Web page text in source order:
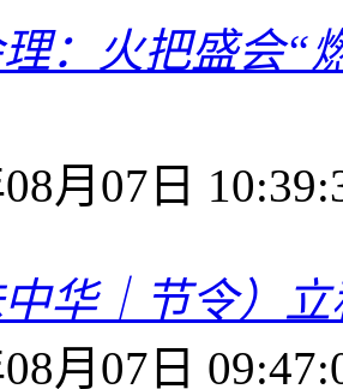
：火把盛会“
月07日
中华｜节令）
月07日